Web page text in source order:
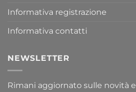
Informativa registrazione
Informativa contatti
NEWSLETTER
Rimani aggiornato sulle novità